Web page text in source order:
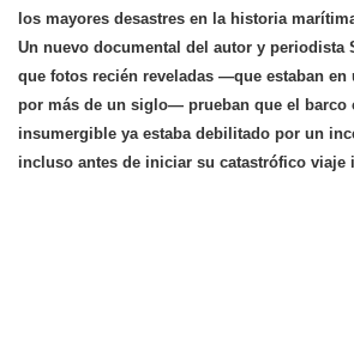
los mayores desastres en la historia
Un nuevo documental del autor y periodista
que fotos recién reveladas —que estaban
por más de un siglo— prueban que el barco
insumergible ya estaba debilitado por un
incluso antes de iniciar su catastrófico viaje